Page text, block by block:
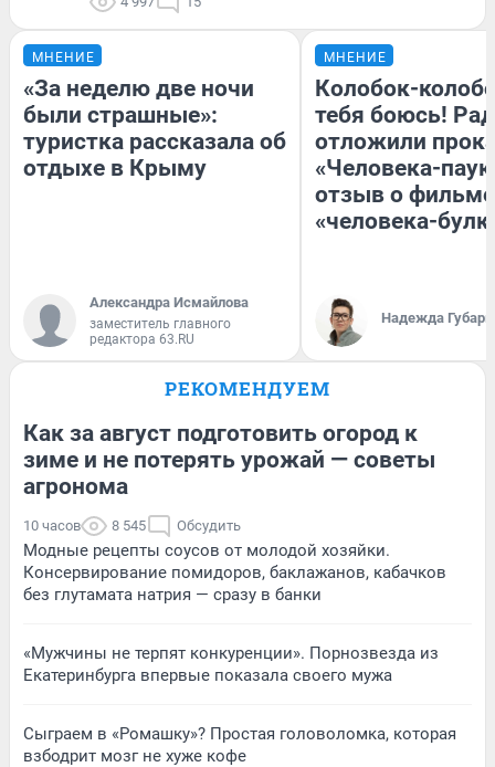
МНЕНИЕ
«За неделю две ночи
были страшные»:
туристка рассказала об
отдыхе в Крыму
Александра Исмайлова
заместитель главного
редактора 63.RU
МНЕНИЕ
Колобок-
тебя боюсь!
отложили
«Человека-
отзыв о
«человека-
Надежда Губарь
РЕКОМЕНДУЕМ
Как за август подготовить огород к
зиме и не потерять урожай — советы
агронома
10 часов 8 545 Обсудить
Модные рецепты соусов от молодой хозяйки.
Консервирование помидоров, баклажанов, кабачков
без глутамата натрия — сразу в банки
«Мужчины не терпят конкуренции». Порнозвезда из
Екатеринбурга впервые показала своего мужа
Сыграем в «Ромашку»? Простая головоломка, которая
взбодрит мозг не хуже кофе